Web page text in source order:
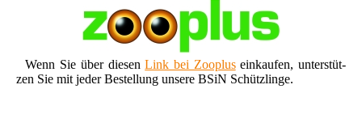
Wenn Sie über diesenLink bei Zoopluseinkaufen, unterstüt-
zen Sie mit jeder Bestellung unsere BSiN Schützlinge.